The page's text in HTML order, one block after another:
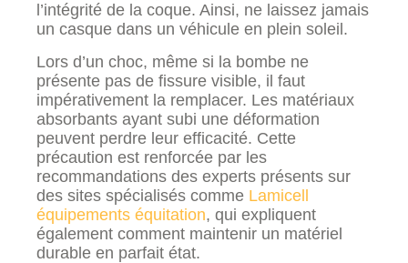
l’intégrité de la coque. Ainsi, ne laissez jamais
un casque dans un véhicule en plein soleil.
Lors d’un choc, même si la bombe ne
présente pas de fissure visible, il faut
impérativement la remplacer. Les matériaux
absorbants ayant subi une déformation
peuvent perdre leur efficacité. Cette
précaution est renforcée par les
recommandations des experts présents sur
des sites spécialisés comme Lamicell
équipements équitation, qui expliquent
également comment maintenir un matériel
durable en parfait état.